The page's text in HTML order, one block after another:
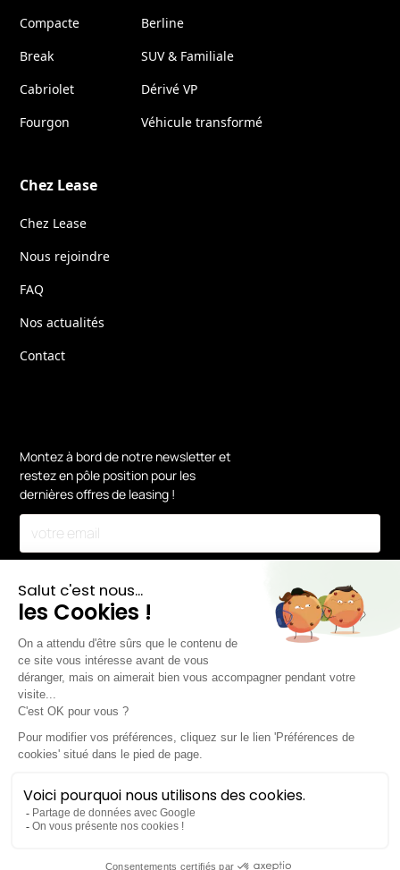
Compacte
Berline
Break
SUV & Familiale
Cabriolet
Dérivé VP
Fourgon
Véhicule transformé
Chez Lease
Chez Lease
Nous rejoindre
FAQ
Nos actualités
Contact
Montez à bord de notre newsletter et
restez en pôle position pour les
dernières offres de leasing !
En vous inscrivant, vous acceptez notre Politique de confidentialité.
© 2026 Chez Lease
Préférences cookies